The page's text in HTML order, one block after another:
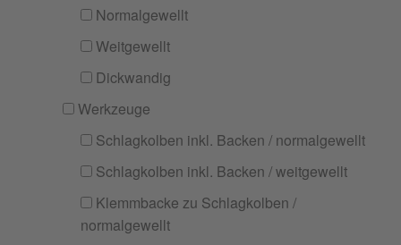
Normalgewellt
Weitgewellt
Dickwandig
Werkzeuge
Schlagkolben inkl. Backen / normalgewellt
Schlagkolben inkl. Backen / weitgewellt
Klemmbacke zu Schlagkolben /
normalgewellt